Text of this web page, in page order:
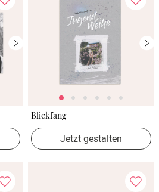
Blickfang
Jetzt gestalten